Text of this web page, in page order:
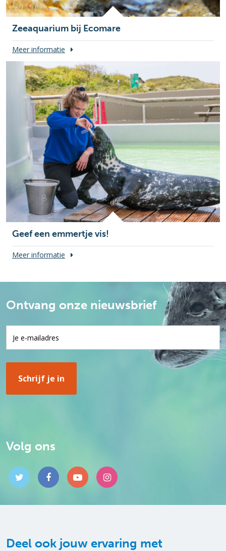
Zeeaquarium bij Ecomare
Meer informatie
Geef een emmertje vis!
Meer informatie
Ontvang onze nieuwsbrief
Volg ons
Deel ook jouw ervaring met